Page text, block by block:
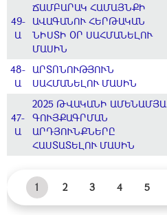
49-
Ա
ՃԱՄԲԱՐԱԿ ՀԱՄԱՅՆՔԻ
ԱՎԱԳԱՆՈՒ ՀԵՐԹԱԿԱՆ
ՆԻՍՏԻ ՕՐ ՍԱՀՄԱՆԵԼՈՒ
ՄԱՍԻՆ
48-
Ա
ԱՐՏՈՆՈՒԹՅՈՒՆ
ՍԱՀՄԱՆԵԼՈՒ ՄԱՍԻՆ
47-
Ա
2025 ԹՎԱԿԱՆԻ ԱՄԵՆԱՄՅԱ
ԳՈՒՅՔԱԳՐՄԱՆ
ԱՐԴՅՈՒՆՔՆԵՐԸ
ՀԱՍՏԱՏԵԼՈՒ ՄԱՍԻՆ
1 2 3 4 5